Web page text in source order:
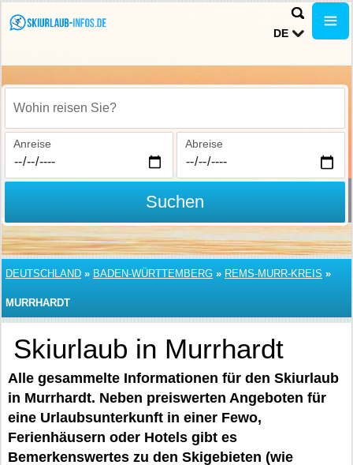
DE
Wohin reisen Sie?
Anreise Abreise
Suchen
DEUTSCHLAND » BADEN-WÜRTTEMBERG » REMS-MURR-KREIS »
MURRHARDT
Skiurlaub in Murrhardt
Alle gesammelte Informationen für den Skiurlaub
in Murrhardt. Neben preiswerten Angeboten für
eine Urlaubsunterkunft in einer Fewo,
Ferienhäusern oder Hotels gibt es
Bemerkenswertes zu den Skigebieten (wie